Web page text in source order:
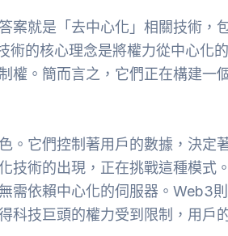
案就是「去中心化」相關技術，
的核心理念是將權力從中心化
權。簡而言之，它們正在構建一
。它們控制著用戶的數據，決定
技術的出現，正在挑戰這種模式
需依賴中心化的伺服器。Web3
科技巨頭的權力受到限制，用戶